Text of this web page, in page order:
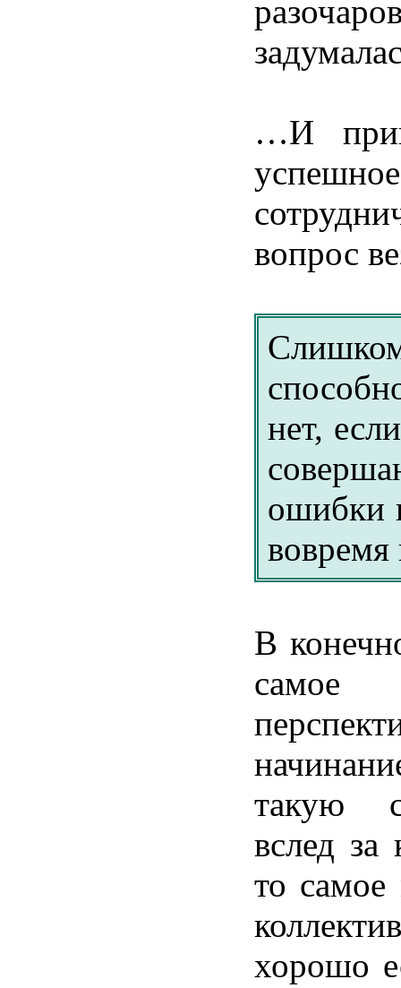
…И
успешное
вопрос
нет, если
ошибки
вовремя
В
самое
такую
вслед за
то самое
коллектив
хорошо